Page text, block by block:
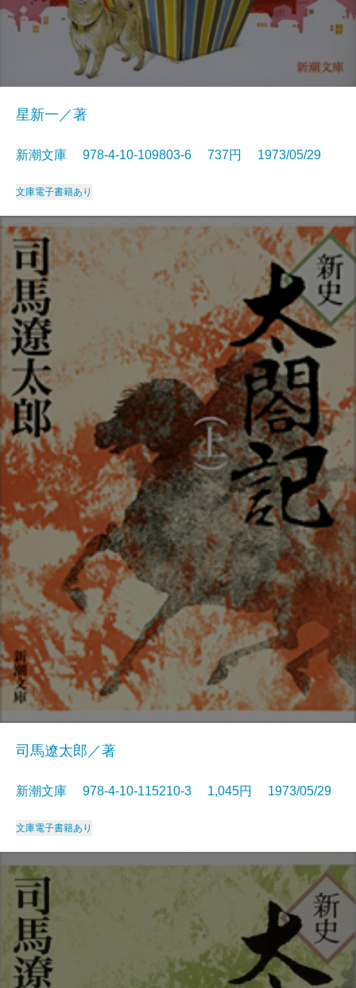
星新一／著
新潮文庫 978-4-10-109803-6 737円 1973/05/29
文庫電子書籍あり
司馬遼太郎／著
新潮文庫 978-4-10-115210-3 1,045円 1973/05/29
文庫電子書籍あり